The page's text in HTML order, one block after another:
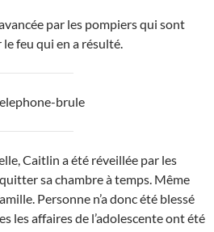
par les pompiers qui sont
feu qui en a résulté.
Caitlin a été réveillée par les
sa chambre à temps. Même
Personne n’a donc été blessé
les affaires de l’adolescente ont été